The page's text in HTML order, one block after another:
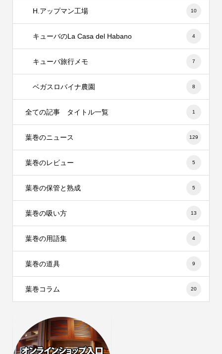
H.アップマン工場 10
キューバのLa Casa del Habano 4
キューバ旅行メモ 7
ベガスロバイナ農園 8
全ての記事 タイトル一覧 1
葉巻のニュース 129
葉巻のレビュー 5
葉巻の保管と熟成 5
葉巻の吸い方 13
葉巻の用語集 4
葉巻の道具 9
葉巻コラム 20